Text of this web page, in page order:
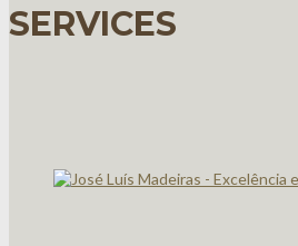
SERVICES